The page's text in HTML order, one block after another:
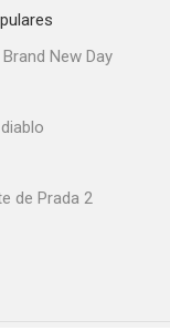
New Day
de Prada 2